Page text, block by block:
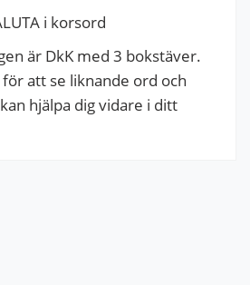
i korsord
är DkK med 3 bokstäver.
att se liknande ord och
hjälpa dig vidare i ditt